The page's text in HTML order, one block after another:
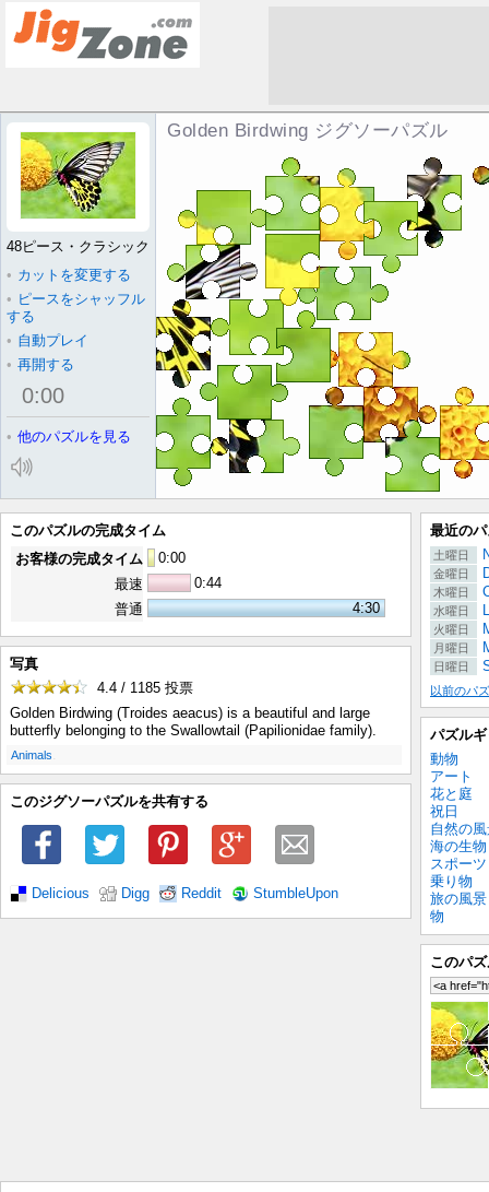
Golden Birdwing ジグソーパズル
48ピース・クラシック
• カットを変更する
• ピースをシャッフル
する
• 自動プレイ
• 再開する
0:00
• 他のパズルを見る
このパズルの完成タイム
お客様の完成タイム
0:00
最速
0:44
普通
4:30
写真
4.4 / 1185 投票
Golden Birdwing (Troides aeacus) is a beautiful and large
butterfly belonging to the Swallowtail (Papilionidae family).
Animals
このジグソーパズルを共有する
Delicious Digg Reddit StumbleUpon
最近の
土曜日
金曜日
木曜日
水曜日
火曜日
月曜日
日曜日
以前のパ
パズル
動物
アート
花と庭
祝日
自然の
海の生物
スポーツ
乗り物
旅の風景
物
このパ